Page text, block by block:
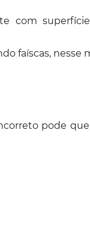
com
faíscas, nesse
pode